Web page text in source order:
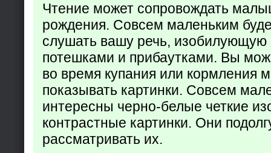
Чтение может сопровождать
рождения. Совсем маленьким
слушать вашу речь,
потешками и прибаутками. Вы
во время купания или кормления
показывать картинки. Совсем
интересны черно-белые четкие
контрастные картинки. Они
рассматривать их.